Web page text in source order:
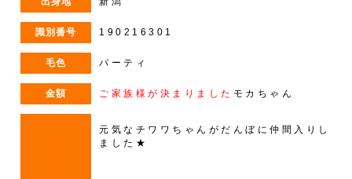
識別番号 190216301
毛色 パーティ
金額 ご家族様が決まりました モカちゃん
元気なチワワちゃんがだんぼに仲間入りし
ました★